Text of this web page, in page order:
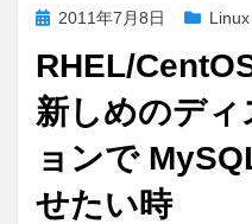
投
日:
2011年7月8日 Linux
RHEL/
新しめのデ
ョンで
せたい時